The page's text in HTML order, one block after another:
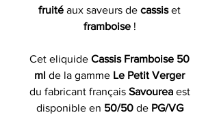
fruité aux saveurs de cassiset
framboise !
Cet eliquide Cassis Framboise 50
ml de la gamme Le Petit Verger
du fabricant français Savourea est
disponible en 50/50de PG/VG